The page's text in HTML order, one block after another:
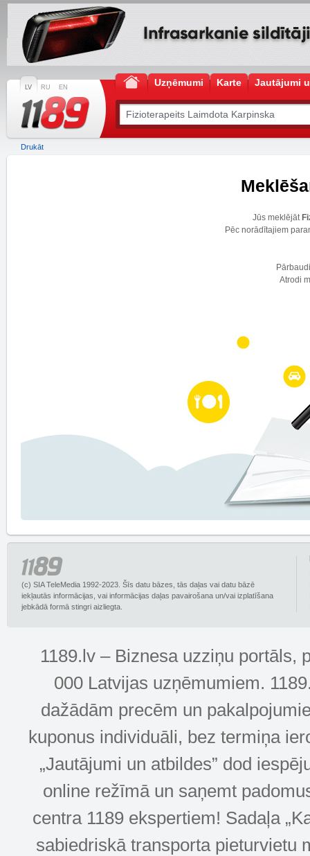
LV RU EN Uzņēmumi Karte Jautājumi
Drukāt
Jūs meklējāt
Pēc norādītajiem
Atrodi
(c) SIA TeleMedia 1992-2023. Šīs datu bāzes, tās daļas vai datu bāzē
iekļautās informācijas, vai informācijas daļas pavairošana un/vai izplatīšana
jebkādā formā stingri aizliegta.
1189.lv – Biznesa uzziņu portāls,
000 Latvijas uzņēmumiem.
dažādām precēm un
kuponus individuāli, bez termiņa
„Jautājumi un atbildes” dod
online režīmā un saņemt
centra 1189 ekspertiem! Sadaļa
sabiedriskā transporta pieturvietu